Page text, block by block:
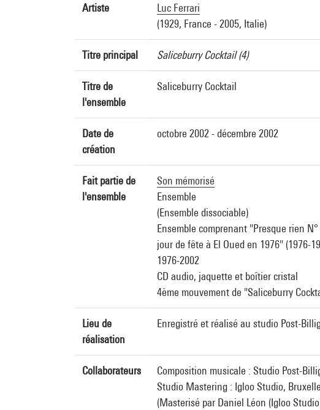
Artiste
Luc Ferrari
(1929, France - 2005, Italie)
Titre principal Saliceburry Cocktail (4)
Titre de
l'ensemble
Saliceburry Cocktail
Date de
création
octobre 2002 - décembre 2002
Fait partie de
l'ensemble
Son mémorisé
Ensemble
(Ensemble dissociable)
Ensemble comprenant "Presque rien
jour de fête à El Oued en 1976" (1976-
1976-2002
CD audio, jaquette et boîtier cristal
4ème mouvement de "Saliceburry
Lieu de
réalisation
Enregistré et réalisé au studio Post-
Collaborateurs
Composition musicale : Studio Post-
Studio Mastering : Igloo Studio,
(Masterisé par Daniel Léon (Igloo